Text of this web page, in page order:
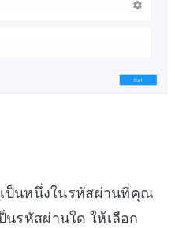
ป็นหนึ่งในรหัสผ่านที่คุณ
รหัสผ่านใด ให้เลือก